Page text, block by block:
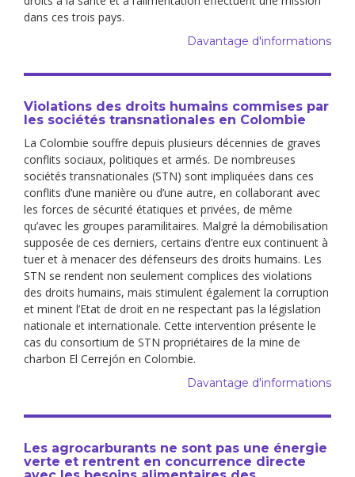
dans ces trois pays.
Davantage d'informations
Violations des droits humains commises par
les sociétés transnationales en Colombie
La Colombie souffre depuis plusieurs décennies de graves
conflits sociaux, politiques et armés. De nombreuses
sociétés transnationales (STN) sont impliquées dans ces
conflits d’une manière ou d’une autre, en collaborant avec
les forces de sécurité étatiques et privées, de même
qu’avec les groupes paramilitaires. Malgré la démobilisation
supposée de ces derniers, certains d’entre eux continuent à
tuer et à menacer des défenseurs des droits humains. Les
STN se rendent non seulement complices des violations
des droits humains, mais stimulent également la corruption
et minent l’Etat de droit en ne respectant pas la législation
nationale et internationale. Cette intervention présente le
cas du consortium de STN propriétaires de la mine de
charbon El Cerrejón en Colombie.
Davantage d'informations
Les agrocarburants ne sont pas une énergie
verte et rentrent en concurrence directe